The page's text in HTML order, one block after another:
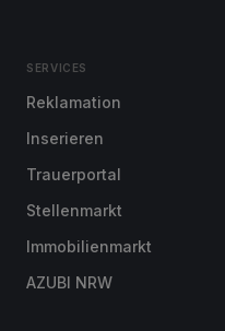
SERVICES
Reklamation
Inserieren
Trauerportal
Stellenmarkt
Immobilienmarkt
AZUBI NRW